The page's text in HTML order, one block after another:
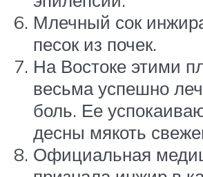
Млечный сок
песок из почек.
На Востоке этими
весьма успешно
боль. Ее
десны мякоть
Официальная